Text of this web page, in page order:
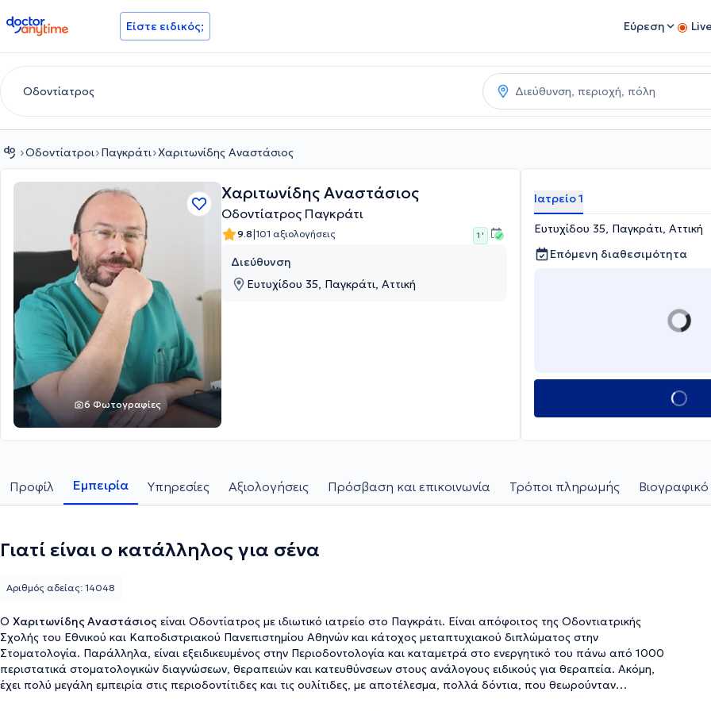
doctoranytime Είστε ειδικός; Εύρεση
Οδοντίατροι Παγκράτι Χαριτωνίδης Αναστάσιος
6 Φωτογραφίες
Χαριτωνίδης Αναστάσιος
Οδοντίατρος Παγκράτι
9.8|101 αξιολογήσεις 1 '
Διεύθυνση
Ευτυχίδου 35, Παγκράτι, Αττική
Ιατρείο 1
Ευτυχίδου 35, Παγκράτι, Αττική
Επόμενη διαθεσιμότητα
Προφίλ Εμπειρία Υπηρεσίες Αξιολογήσεις Πρόσβαση και επικοινωνία Τρόποι πληρωμής
Γιατί είναι ο κατάλληλος για σένα
Ο Χαριτωνίδης Αναστάσιος είναι Οδοντίατρος με ιδιωτικό ιατρείο στο Παγκράτι. Είναι απόφοιτος της Οδοντιατρικής
Σχολής του Εθνικού και Καποδιστριακού Πανεπιστημίου Αθηνών και κάτοχος μεταπτυχιακού διπλώματος στην
Στοματολογία. Παράλληλα, είναι εξειδικευμένος στην Περιοδοντολογία και καταμετρά στο ενεργητικό του πάνω από 1000
περιστατικά στοματολογικών διαγνώσεων, θεραπειών και κατευθύνσεων στους ανάλογους ειδικούς για θεραπεία. Ακόμη,
έχει πολύ μεγάλη εμπειρία στις περιοδοντίτιδες και τις ουλίτιδες, με αποτέλεσμα, πολλά δόντια, που θεωρούνταν
Αριθμός αδείας: 14048